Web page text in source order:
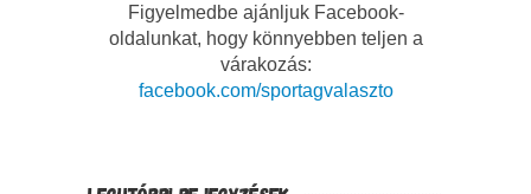
Figyelmedbe ajánljuk Facebook-
oldalunkat, hogy könnyebben teljen a
várakozás:
facebook.com/sportagvalaszto